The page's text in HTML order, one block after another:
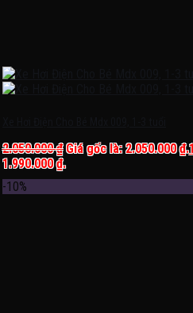
2.050.000₫ Giá gốc là: 2.050.000 ₫.
1.990.000 ₫.
-10%